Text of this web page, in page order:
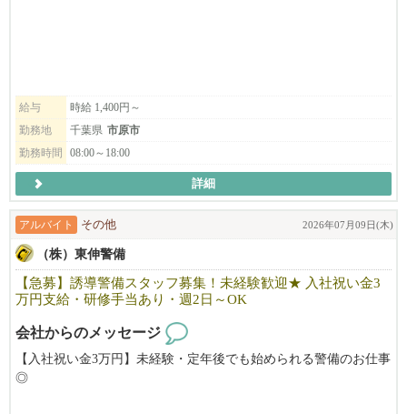
スタッフはほぼ同じスタートなので、
上下関係の堅苦しさが少なく、
年齢や経験、これまでの背景もさまざまな仲間が集まっており、
お互いを大切にしながら協力して働いています。
「はじめての職場は緊張する…」
そんな方でも、少しずつなじめる環境です。
調理や掃除が得意な方、
人の役に立つ仕事に興味がある方は、
その得意を仕事にいかせます。
新しい事業所だからこそ、
┈┈┈┈┈┈┈ ここがPoint ┈┈┈┈┈┈┈
✅ 2025年6月新規オープン！同期の仲間とスタート
給与
時給 1,400円～
勤務地
千葉県 市原市
勤務時間
08:00～18:00
詳細
アルバイト その他 2026年07月09日(木)
（株）東伸警備
【急募】誘導警備スタッフ募集！未経験歓迎★ 入社祝い金3
万円支給・研修手当あり・週2日～OK
会社からのメッセージ
【入社祝い金3万円】未経験・定年後でも始められる警備のお仕事
◎